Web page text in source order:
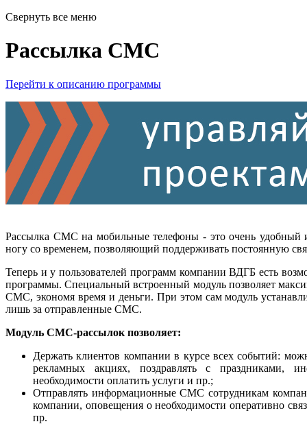
Свернуть все меню
Рассылка СМС
Перейти к описанию программы
Рассылка СМС на мобильные телефоны - это очень
ногу со временем, позволяющий поддерживать постоянную
Теперь и у пользователей программ компании ВДГБ есть
программы. Специальный встроенный модуль позволяет
СМС, экономя время и деньги. При этом сам модуль
лишь за отправленные СМС.
Модуль СМС-рассылок позволяет:
Держать клиентов компании в курсе всех событий:
рекламных акциях, поздравлять с праздниками,
необходимости оплатить услуги и пр.;
Отправлять информационные СМС сотрудникам
компании, оповещения о необходимости оперативно
пр.